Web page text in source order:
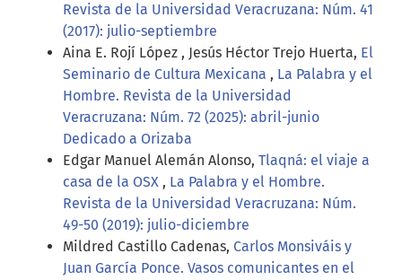
Revista de la Universidad Veracruzana: Núm. 41
(2017): julio-septiembre
Aina E. Rojí López , Jesús Héctor Trejo Huerta, El
Seminario de Cultura Mexicana , La Palabra y el
Hombre. Revista de la Universidad
Veracruzana: Núm. 72 (2025): abril-junio
Dedicado a Orizaba
Edgar Manuel Alemán Alonso, Tlaqná: el viaje a
casa de la OSX , La Palabra y el Hombre.
Revista de la Universidad Veracruzana: Núm.
49-50 (2019): julio-diciembre
Mildred Castillo Cadenas, Carlos Monsiváis y
Juan García Ponce. Vasos comunicantes en el